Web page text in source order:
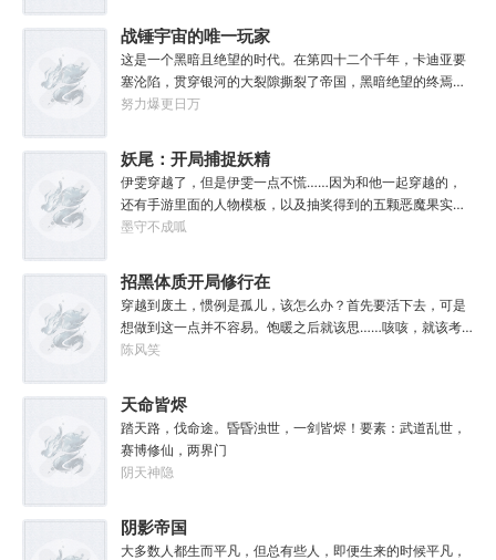
间。
焰丹丹方一张。……从此，他便安分守住自家灵田，坐看修
行界风起云涌，沧海桑田。“什么切磋斗法，秘境探索，寻仙
缘，得法宝……通通与我无关！”“我只想安安静静的种田。”
战锤宇宙的唯一玩家
这是一个黑暗且绝望的时代。在第四十二个千年，卡迪亚要
塞沦陷，贯穿银河的大裂隙撕裂了帝国，黑暗绝望的终焉时
代降临。人类的命运似乎已被注定，要在无休止的恐怖战争
失的来到这个世界。“剧情对话什么的最烦人了，统统跳
过。”“我不想知道为什么，我只想大开杀戒。”基里曼：达奇
是个优秀的战士，就是不爱听人话，每次想和他说些什么，
他都要跳过。塔拉辛：我很好奇，他是怎么把恒星敲成一个
个方块的。钛族：对那家伙来说，物理学已经不存在了。恐
孩子抓了，把他们洗得白白净净的，这种羞辱让我悲愤欲
绝。奸奇：一切变化都是命运的一部分，但命运被那个混蛋
给打碎了。色孽：其实达奇已经被我腐化了，但我不敢告诉
他。………………达奇：前面忘了，后面也忘了，总之，让亚
努力爆更日万
妖尾：开局捕捉妖精
女王艾露莎
伊雯穿越了，但是伊雯一点不慌……因为和他一起穿越的，
还有手游里面的人物模板，以及抽奖得到的五颗恶魔果实。
伊雯自认自己可以依靠首充六块得到的特殊体质，以及背包
双眼的伊雯看到了一头绯红色的巨龙。伊雯这才知道，这根
本就不是海贼王，是妖精的尾巴！开局捕捉艾露莎？开局被
艾琳捕捉！
墨守不成呱
招黑体质开局修行在
废土
穿越到废土，惯例是孤儿，该怎么办？首先要活下去，可是
想做到这一点并不容易。饱暖之后就该思……咳咳，就该考
虑怎么变强了，这更不容易。等曲涧磊开始逐渐变强，他意
陈风笑
天命皆烬
踏天路，伐命途。昏昏浊世，一剑皆烬！要素：武道乱世，
赛博修仙，两界门
阴天神隐
阴影帝国
大多数人都生而平凡，但总有些人，即便生来的时候平凡，